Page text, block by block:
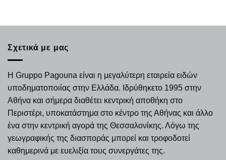
Σχετικά με μας
Η Gruppo Pagouna είναι η μεγαλύτερη εταιρεία ειδών
υποδηματοποιίας στην Ελλάδα. Ιδρύθηκετο 1995 στην
Αθήνα και σήμερα διαθέτει κεντρική αποθήκη στο
Περιστέρι, υποκατάστημα στο κέντρο της Αθήνας και άλλο
ένα στην κεντρική αγορά της Θεσσαλονίκης. Λόγω της
γεωγραφικής της διασποράς μπορεί και τροφοδοτεί
καθημερινά με ευελιξία τους συνεργάτες της.